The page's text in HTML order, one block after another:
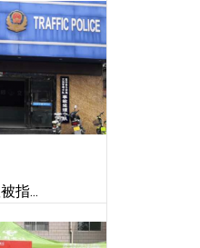
指...